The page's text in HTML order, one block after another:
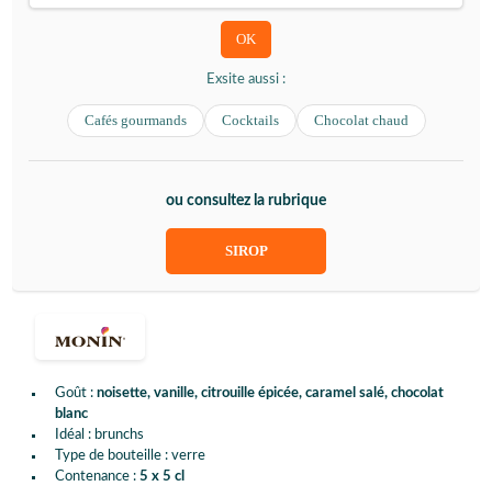
Goût : noisette, vanille, citrouille épicée, caramel salé, chocolat
blanc
Idéal : brunchs
Type de bouteille : verre
Contenance : 5 x 5 cl
Exsite aussi :
Cafés gourmands Cocktails Chocolat chaud
ou consultez la rubrique
SIROP